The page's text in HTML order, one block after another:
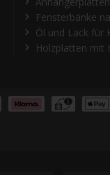
Fensterbänke
Öl und Lack für
Holzplatten mit